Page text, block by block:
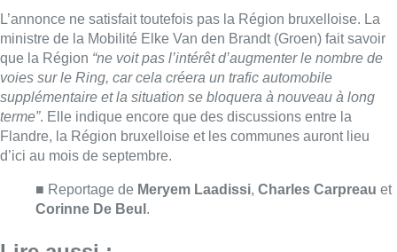
Lire aussi :
Météo : Le mercure repasse sous
les 25°C à la faveur d’un ciel
partagé